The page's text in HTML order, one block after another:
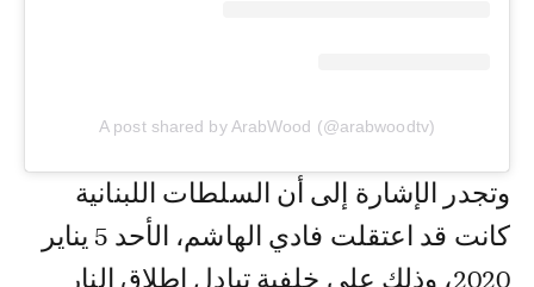
A post shared by ArabWood (@arabwoodtv)
وتجدر الإشارة إلى أن السلطات اللبنانية
كانت قد اعتقلت فادي الهاشم، الأحد 5 يناير
2020، وذلك على خلفية تبادل إطلاق النار